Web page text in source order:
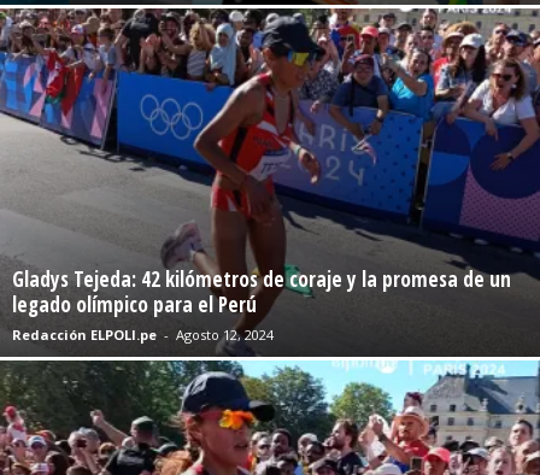
Gladys Tejeda: 42 kilómetros de coraje y la promesa de un
legado olímpico para el Perú
Redacción ELPOLI.pe - Agosto 12, 2024